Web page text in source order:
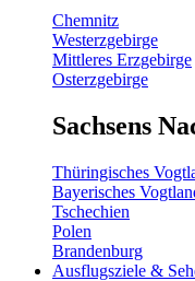
Chemnitz
Westerzgebirge
Mittleres Erzgebirge
Osterzgebirge
Sachsens
Thüringisches
Bayerisches
Tschechien
Polen
Brandenburg
Ausflugsziele &